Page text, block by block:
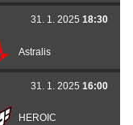
Astralis
31. 1. 2025 18:30
HEROIC
31. 1. 2025 16:00